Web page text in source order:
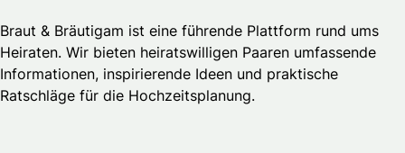
Braut & Bräutigam ist eine führende Plattform rund ums
Heiraten. Wir bieten heiratswilligen Paaren umfassende
Informationen, inspirierende Ideen und praktische
Ratschläge für die Hochzeitsplanung.